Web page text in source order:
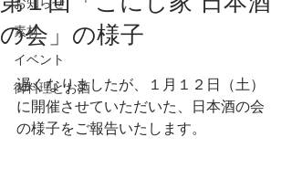
素材
イベント
御料理とお酒
の会」の様子
遅くなりましたが、１月１２日（土）
に開催させていただいた、日本酒の会
の様子をご報告いたします。